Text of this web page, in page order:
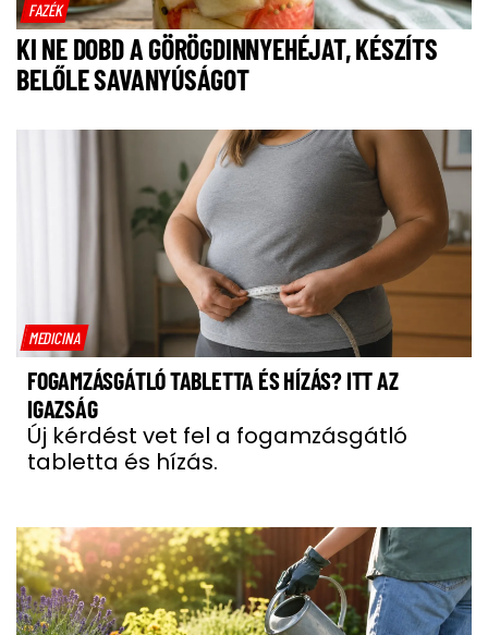
FAZÉK
KI NE DOBD A GÖRÖGDINNYEHÉJAT, KÉSZÍTS
BELŐLE SAVANYÚSÁGOT
MEDICINA
FOGAMZÁSGÁTLÓ TABLETTA ÉS HÍZÁS? ITT AZ
IGAZSÁG
Új kérdést vet fel a fogamzásgátló
tabletta és hízás.